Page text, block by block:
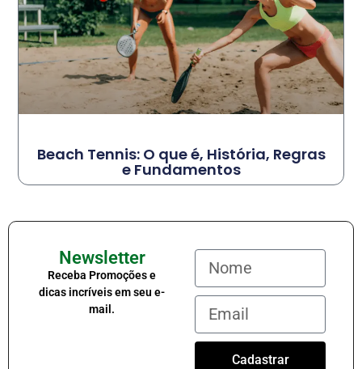
Beach Tennis: O que é, História, Regras
e Fundamentos
Newsletter
Receba Promoções e
dicas incríveis em seu e-
mail.
Cadastrar